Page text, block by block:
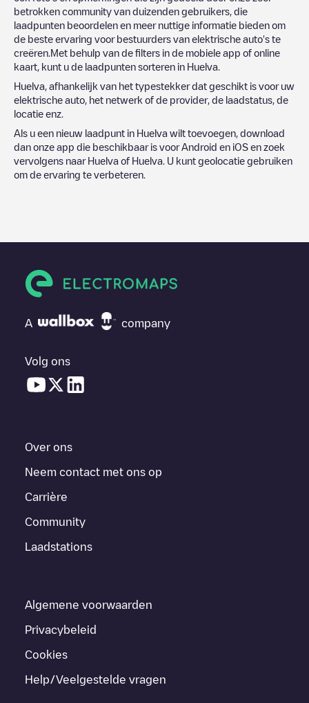
betrokken community van duizenden gebruikers, die
laadpunten beoordelen en meer nuttige informatie bieden om
de beste ervaring voor bestuurders van elektrische auto's te
creëren.Met behulp van de filters in de mobiele app of online
kaart, kunt u de laadpunten sorteren in Huelva
Huelva , afhankelijk van het typestekker dat geschikt is voor uw
elektrische auto, het netwerk of de provider, de laadstatus, de
locatie enz.
Als u een nieuw laadpunt in Huelva wilt toevoegen, download
dan onze app die beschikbaar is voor Android en iOS en zoek
vervolgens naar Huelva of Huelva . U kunt geolocatie gebruiken
om de ervaring te verbeteren.
A company
Volg ons
Over ons
Neem contact met ons op
Carrière
Community
Laadstations
Algemene voorwaarden
Privacybeleid
Cookies
Help/Veelgestelde vragen